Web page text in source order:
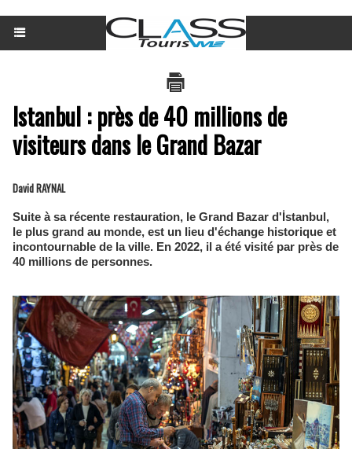
Istanbul : près de 40 millions de
visiteurs dans le Grand Bazar
David RAYNAL
Suite à sa récente restauration, le Grand Bazar d'İstanbul,
le plus grand au monde, est un lieu d'échange historique et
incontournable de la ville. En 2022, il a été visité par près de
40 millions de personnes.